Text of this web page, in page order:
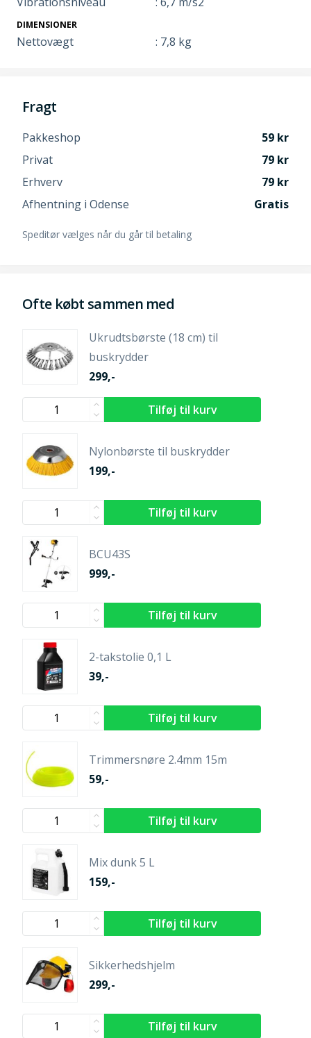
DIMENSIONER
Nettovægt : 7,8 kg
Fragt
Pakkeshop
59
Privat
79
Erhverv
79
Afhentning i Odense
Gratis
Speditør vælges når du går til betaling
Ofte købt sammen med
Ukrudtsbørste (18 cm) til
buskrydder
299,-
Nylonbørste til buskrydder
199,-
BCU43S
999,-
2-takstolie 0,1 L
39,-
Trimmersnøre 2.4mm 15m
59,-
Mix dunk 5 L
159,-
Sikkerhedshjelm
299,-